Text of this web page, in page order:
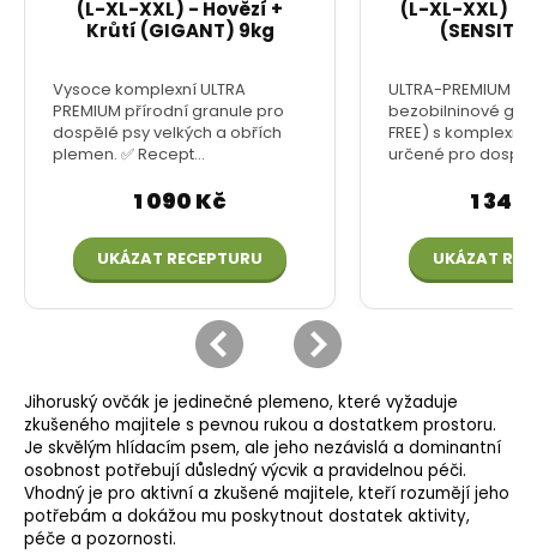
Jihoruský ovčák je jedinečné plemeno, které vyžaduje
zkušeného majitele s pevnou rukou a dostatkem prostoru.
Je skvělým hlídacím psem, ale jeho nezávislá a dominantní
osobnost potřebují důsledný výcvik a pravidelnou péči.
Vhodný je pro aktivní a zkušené majitele, kteří rozumějí jeho
potřebám a dokážou mu poskytnout dostatek aktivity,
péče a pozornosti.